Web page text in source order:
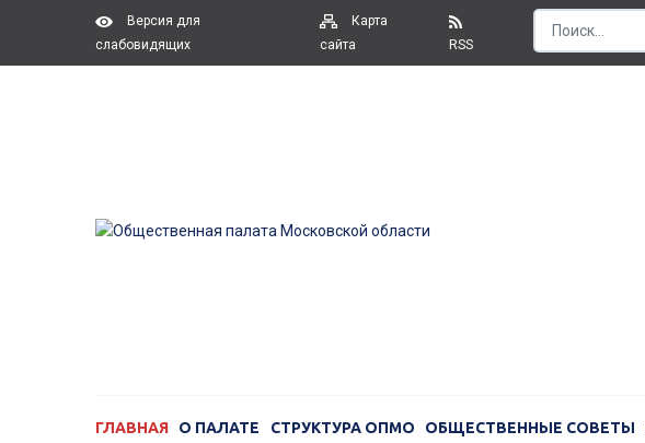
Версия для
слабовидящих
Карта
сайта
RSS
ГЛАВНАЯ О ПАЛАТЕ СТРУКТУРА ОПМО ОБЩЕСТВЕННЫЕ СОВЕТЫ